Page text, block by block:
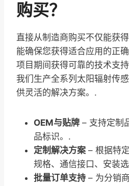
购买？
直接从制造商购买不仅能获
能确保您获得适合应用的正
项目期间获得可靠的技术支
我们生产全系列太阳辐射传
供灵活的解决方案。.
OEM与贴牌 – 支持定制
品标识。.
定制解决方案– 根据特
规格、通信接口、安装
批量订单支持 – 为分销